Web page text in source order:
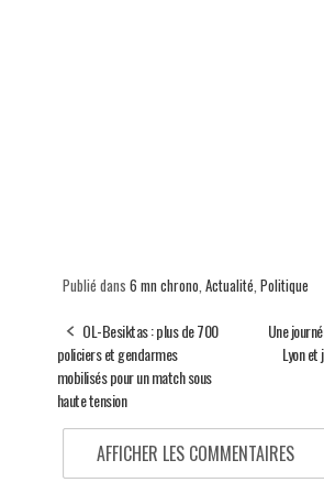
Publié dans 6 mn chrono, Actualité, Politique
OL-Besiktas : plus de 700
policiers et gendarmes
mobilisés pour un match sous
haute tension
Une
Lyon et
AFFICHER LES COMMENTAIRES